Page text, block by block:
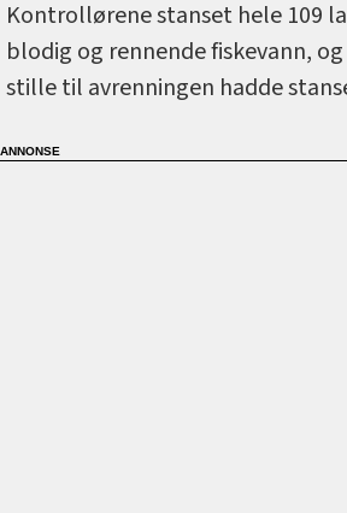
Kontrollørene stanset hele 109
blodig og rennende fiskevann,
stille til avrenningen hadde